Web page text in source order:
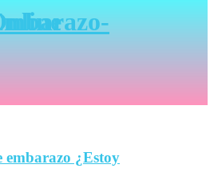
embarazo ¿Estoy